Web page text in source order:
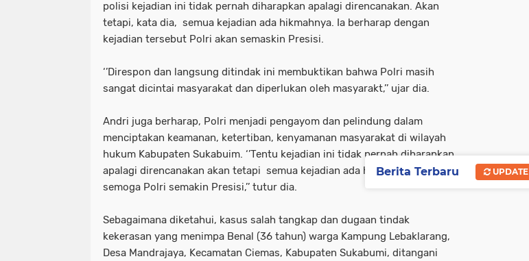
polisi kejadian ini tidak pernah diharapkan apalagi direncanakan. Akan
tetapi, kata dia, semua kejadian ada hikmahnya. Ia berharap dengan
kejadian tersebut Polri akan semaskin Presisi.
‘’Direspon dan langsung ditindak ini membuktikan bahwa Polri masih
sangat dicintai masyarakat dan diperlukan oleh masyarakt,’’ ujar dia.
Andri juga berharap, Polri menjadi pengayom dan pelindung dalam
menciptakan keamanan, ketertiban, kenyamanan masyarakat di wilayah
hukum Kabupaten Sukabuim. ‘’Tentu kejadian ini tidak pernah diharapkan
apalagi direncanakan akan tetapi semua kejadian ada hikmahnya dan
semoga Polri semakin Presisi,’’ tutur dia.
Sebagaimana diketahui, kasus salah tangkap dan dugaan tindak
kekerasan yang menimpa Benal (36 tahun) warga Kampung Lebaklarang,
Desa Mandrajaya, Kecamatan Ciemas, Kabupaten Sukabumi, ditangani
Berita Terbaru UPDATE